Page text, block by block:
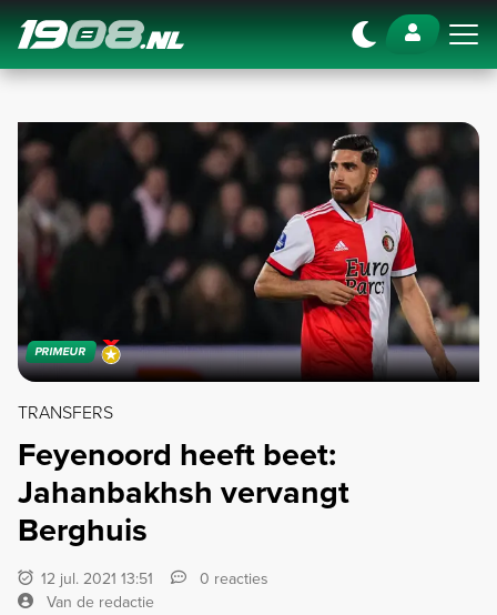
Navigation
PRIMEUR
TRANSFERS
Feyenoord heeft beet:
Jahanbakhsh vervangt
Berghuis
12 jul. 2021 13:51
0 reacties
Van de redactie